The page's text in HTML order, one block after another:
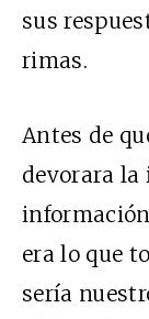
sus
rimas.
Antes de
devorara la
era lo que
sería